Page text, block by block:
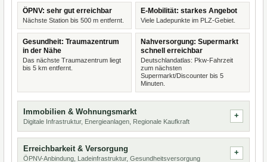
ÖPNV: sehr gut erreichbar
Nächste Station bis 500 m entfernt.
E-Mobilität: starkes Angebot
Viele Ladepunkte im PLZ-Gebiet.
Gesundheit: Traumazentrum
in der Nähe
Das nächste Traumazentrum liegt
bis 5 km entfernt.
Nahversorgung: Supermarkt
schnell erreichbar
Deutschlandatlas: Pkw-Fahrzeit
zum nächsten
Supermarkt/Discounter bis 5
Minuten.
Immobilien & Wohnungsmarkt
Digitale Infrastruktur, Energieanlagen, Regionale Kaufkraft
Erreichbarkeit & Versorgung
ÖPNV-Anbindung, Ladeinfrastruktur, Gesundheitsversorgung